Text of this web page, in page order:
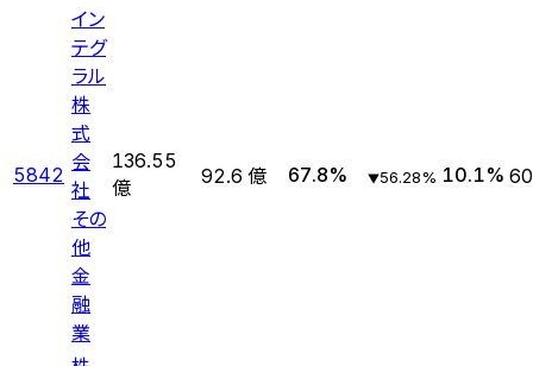
5842
イン
テグ
ラル
株
式
会
社
その
他
金
融
業
136.55
億
92.6 億 67.8% ▼56.28% 10.1%